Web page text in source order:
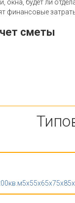
окна, будет ли
финансовые
сметы
5x55x65x75x8